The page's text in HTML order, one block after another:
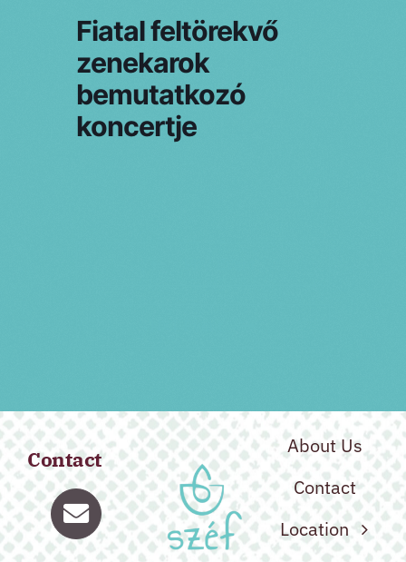
Fiatal feltörekvő
zenekarok
bemutatkozó
koncertje
Contact
About Us
Contact
Location